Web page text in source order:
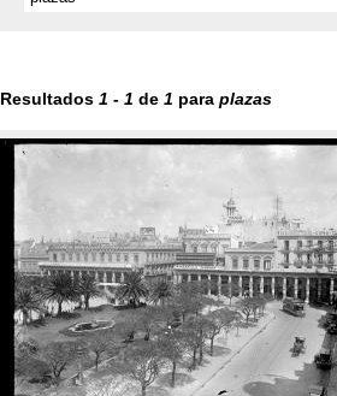
Resultados 1 - 1 de 1 para plazas